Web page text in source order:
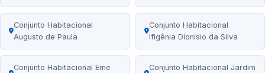
Conjunto Habitacional
Augusto de Paula
Conjunto Habitacional
Ifigênia Dionísio da Silva
Conjunto Habitacional Eme
Conjunto Habitacional Jardim